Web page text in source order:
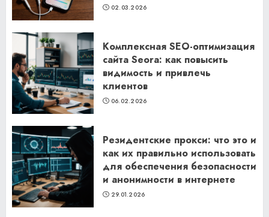
02.03.2026
Комплексная SEO-оптимизация
сайта Seora: как повысить
видимость и привлечь
клиентов
06.02.2026
Резидентские прокси: что это и
как их правильно использовать
для обеспечения безопасности
и анонимности в интернете
29.01.2026